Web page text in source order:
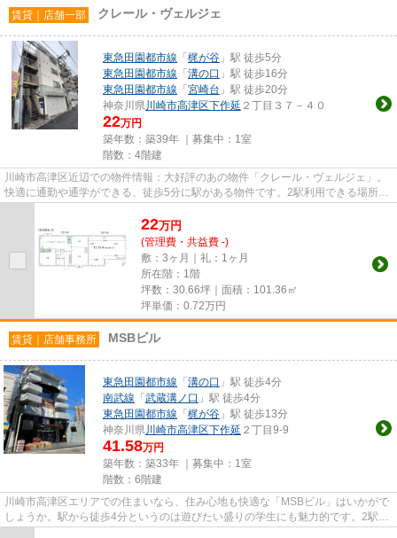
賃貸｜店舗一部 クレール・ヴェルジェ
東急田園都市線 「 梶が谷 」駅 徒歩5分
東急田園都市線 「 溝の口 」駅 徒歩16分
東急田園都市線 「 宮崎台 」駅 徒歩20分
神奈川県川崎市高津区下作延 ２丁目３７－４０
22万円
築年数：築39年 ｜募集中： 1室
階数：4階建
川崎市高津区近辺での物件情報：大好評のあの物件「クレール・ヴェルジェ」。
快適に通勤や通学ができる、徒歩5分に駅がある物件です。2駅利用できる場所に
22万円
(管理費・共益費 -)
敷：3ヶ月｜礼：1ヶ月
所在階：1階
坪数：30.66坪｜面積：101.36㎡
坪単価： 0.72万円
賃貸｜店舗事務所 MSBビル
東急田園都市線 「 溝の口 」駅 徒歩4分
南武線 「 武蔵溝ノ口 」駅 徒歩4分
東急田園都市線 「 梶が谷 」駅 徒歩13分
神奈川県川崎市高津区下作延 ２丁目9‐9
41.58万円
築年数：築33年 ｜募集中： 1室
階数：6階建
川崎市高津区エリアでの住まいなら、住み心地も快適な「MSBビル」はいかがで
しょうか。駅から徒歩4分というのは遊びたい盛りの学生にも魅力的です。2駅利